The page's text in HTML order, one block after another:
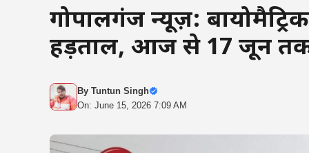
गोपालगंज न्यूज़:
हड़ताल, आज से 17 जून तक
By Tuntun Singh
On: June 15, 2026 7:09 AM